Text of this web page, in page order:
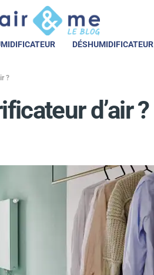
DÉSHUMIDIFICATEUR
?
d’air ?